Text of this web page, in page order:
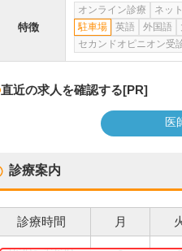
特徴
オンライン診療 ネッ
駐車場
英語 外国語
セカンドオピニオン受
直近の求人を確認する[PR]
医
診療案内
診療時間 月